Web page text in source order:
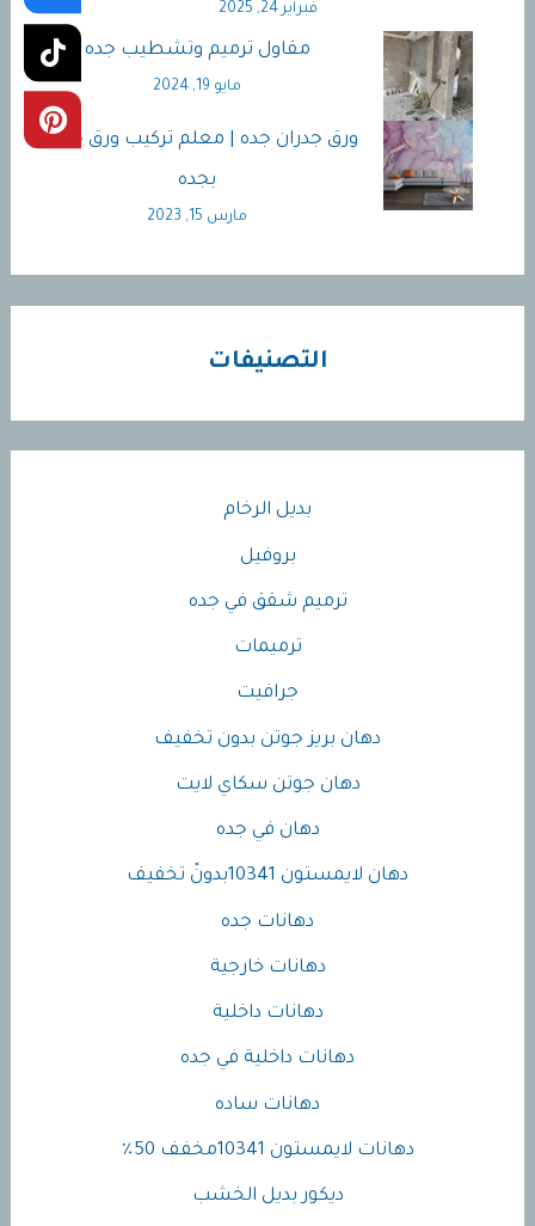
فبراير 24, 2025
مقاول ترميم وتشطيب جده
مايو 19, 2024
ورق جدران جده | معلم تركيب ورق جدران
بجده
مارس 15, 2023
التصنيفات
بديل الرخام
بروفيل
ترميم شقق في جده
ترميمات
جرافيت
دهان بريز جوتن بدون تخفيف
دهان جوتن سكاي لايت
دهان في جده
دهان لايمستون 10341بدونً تخفيف
دهانات جده
دهانات خارجية
دهانات داخلية
دهانات داخلية في جده
دهانات ساده
دهانات لايمستون 10341مخفف 50٪
ديكور بديل الخشب